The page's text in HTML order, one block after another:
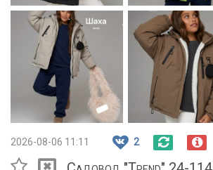
2026-08-06 11:11 2